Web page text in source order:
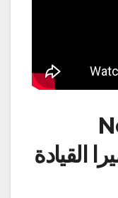
القيادة